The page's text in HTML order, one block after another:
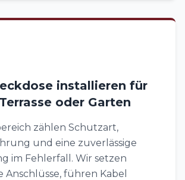
installieren für
oder Garten
zählen Schutzart,
und eine zuverlässige
im Fehlerfall. Wir setzen
führen Kabel